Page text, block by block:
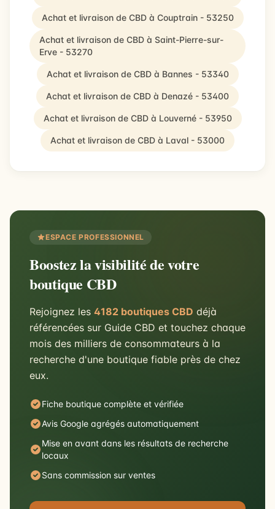
Achat et livraison de CBD à Couptrain - 53250
Achat et livraison de CBD à Saint-Pierre-sur-
Erve - 53270
Achat et livraison de CBD à Bannes - 53340
Achat et livraison de CBD à Denazé - 53400
Achat et livraison de CBD à Louverné - 53950
Achat et livraison de CBD à Laval - 53000
ESPACE PROFESSIONNEL
Boostez la visibilité de votre
boutique CBD
Rejoignez les 4182 boutiques CBD déjà
référencées sur Guide CBD et touchez chaque
mois des milliers de consommateurs à la
recherche d'une boutique fiable près de chez
eux.
Fiche boutique complète et vérifiée
Avis Google agrégés automatiquement
Mise en avant dans les résultats de recherche
locaux
Sans commission sur ventes